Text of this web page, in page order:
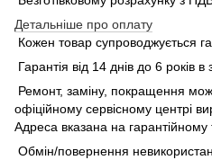
Детальніше про оплату
Кожен товар супроводжується
Гарантія від 14 днів до 6 років в
Ремонт, заміну, покращення
офіційному сервісному центрі
Адреса вказана на гарантійному
Обмін/повернення